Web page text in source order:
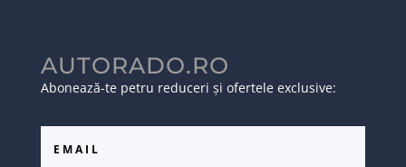
AUTORADO.RO
Abonează-te petru reduceri și ofertele exclusive: